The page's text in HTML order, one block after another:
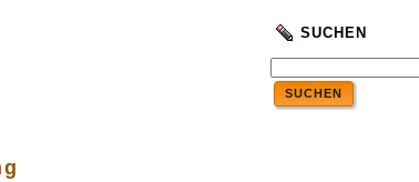
SUCHEN
SUCHEN